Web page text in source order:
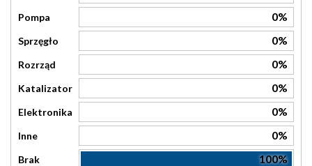
Pompa 0%
Sprzęgło 0%
Rozrząd 0%
Katalizator 0%
Elektronika 0%
Inne 0%
Brak 100%